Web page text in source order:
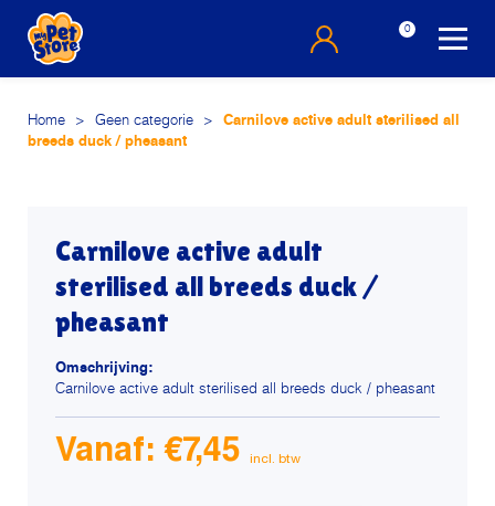
0
Home > Geen categorie >
Carnilove active adult sterilised all
breeds duck / pheasant
Carnilove active adult
sterilised all breeds duck /
pheasant
Omschrijving:
Carnilove active adult sterilised all breeds duck / pheasant
Vanaf: €7,45